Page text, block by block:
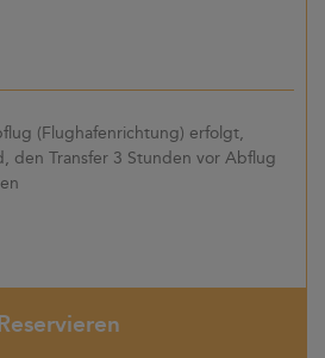
(Flughafenrichtung) erfolgt,
den Transfer 3 Stunden vor Abflug